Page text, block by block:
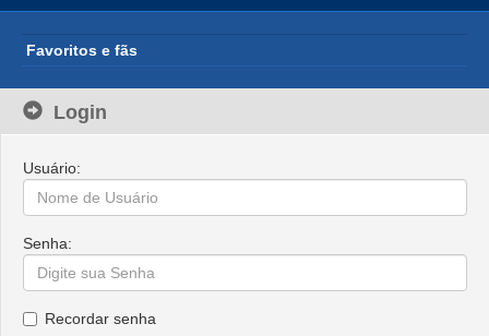
Favoritos e fãs
Login
Usuário:
Senha:
Recordar senha